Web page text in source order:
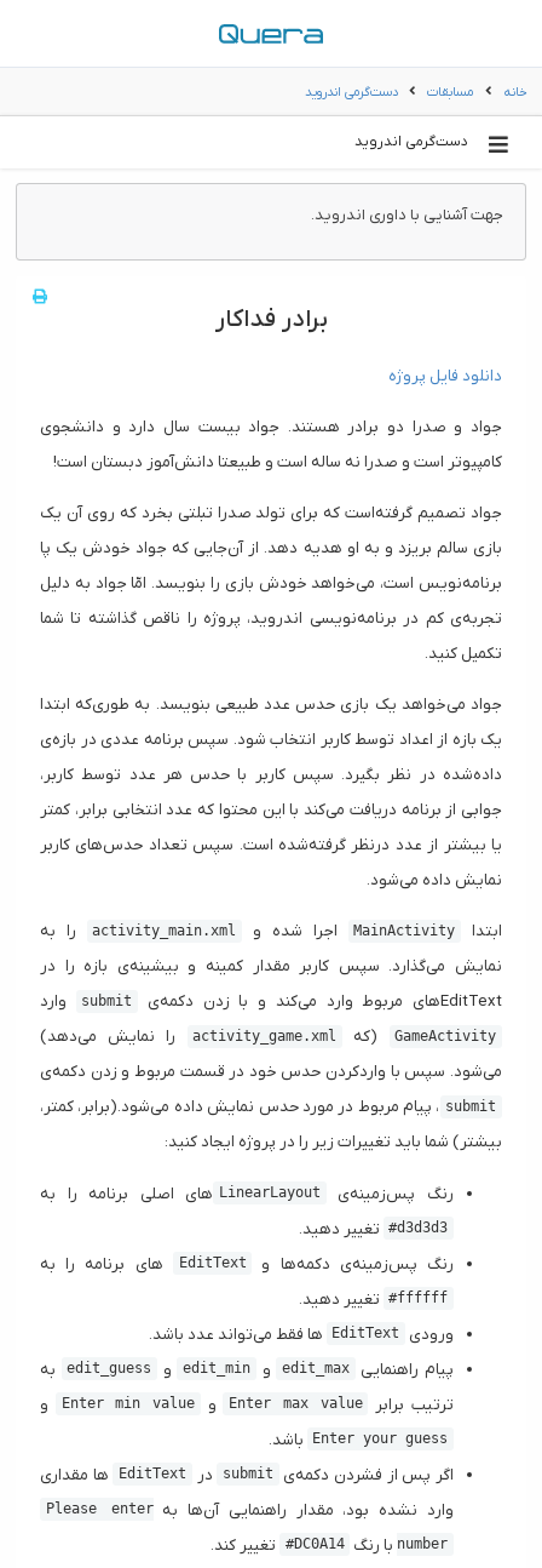
خانه مسابقات دست‌گرمی اندروید
دست‌گرمی اندروید
جهت آشنایی با داوری اندروید.
برادر فداکار
دانلود فایل پروژه
جواد و صدرا دو برادر هستند. جواد بیست سال دارد و دانشجوی
کامپیوتر است و صدرا نه ساله است و طبیعتا دانش‌آموز دبستان است!
جواد تصمیم گرفته‌است که برای تولد صدرا تبلتی بخرد که روی آن یک
بازی سالم بریزد و به او هدیه دهد. از آن‌جایی که جواد خودش یک پا
برنامه‌نویس است، می‌خواهد خودش بازی را بنویسد. امّا جواد به دلیل
تجربه‌ی کم در برنامه‌نویسی اندروید، پروژه را ناقص گذاشته تا شما
تکمیل کنید.
جواد می‌خواهد یک بازی حدس عدد طبیعی بنویسد. به طوری‌که ابتدا
یک بازه از اعداد توسط کاربر انتخاب شود. سپس برنامه عددی در بازه‌ی
داده‌شده در نظر بگیرد. سپس کاربر با حدس هر عدد توسط کاربر،
جوابی از برنامه دریافت می‌کند با این محتوا که عدد انتخابی برابر، کمتر
یا بیشتر از عدد درنظر گرفته‌شده است. سپس تعداد حدس‌های کاربر
نمایش داده می‌شود.
ابتدا MainActivity اجرا شده و activity_main.xml
را به
نمایش می‌گذارد. سپس کاربر مقدار کمینه و بیشینه‌ی بازه را در
EditTextهای مربوط وارد می‌کند و با زدن دکمه‌ی
submit وارد
GameActivity (که activity_game.xml
را نمایش می‌دهد)
می‌شود. سپس با واردکردن حدس خود در قسمت مربوط و زدن دکمه‌ی
submit ، پیام مربوط در مورد حدس نمایش داده می‌شود.(برابر، کمتر،
بیشتر) شما باید تغییرات زیر را در پروژه ایجاد کنید:
رنگ پس‌زمینه‌ی LinearLayout های اصلی برنامه را به
#d3d3d3 تغییر دهید.
رنگ پس‌زمینه‌ی دکمه‌ها و
EditText های برنامه را به
#ffffff تغییر دهید.
ورودی
EditText
ها فقط می‌تواند عدد باشد.
پیام راهنمایی
edit_max و edit_min و edit_guess
به
ترتیب برابر
Enter max value و Enter min value و
Enter your guess
باشد.
اگر پس از فشردن دکمه‌ی
submit در EditText
ها مقداری
وارد نشده بود، مقدار راهنمایی آن‌ها بهPlease enter
number با رنگ #DC0A14
تغییر کند.